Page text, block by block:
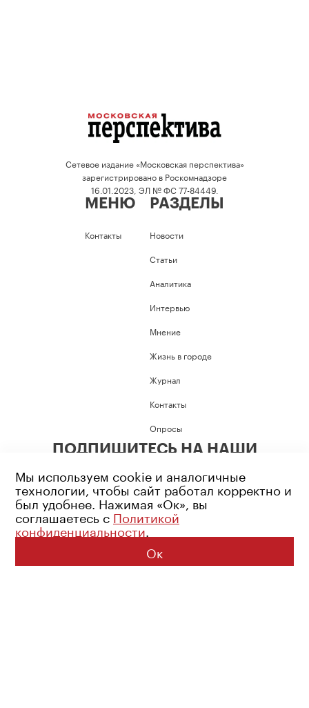
Сетевое издание «Московская перспектива»
зарегистрировано в Роскомнадзоре
16.01.2023, ЭЛ № ФС 77-84449.
МЕНЮ
Контакты
РАЗДЕЛЫ
Новости
Статьи
Аналитика
Интервью
Мнение
Жизнь в городе
Журнал
Контакты
Опросы
ПОДПИШИТЕСЬ НА НАШИ
Возрастное ограничение: 16+
Политика конфиденциальности
© 2026 Все права защищены
Мы используем cookie и аналогичные
технологии, чтобы сайт работал корректно и
был удобнее. Нажимая «Ок», вы
соглашаетесь с Политикой
конфиденциальности.
Ок